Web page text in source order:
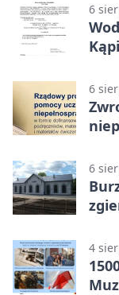
6
6
6
4